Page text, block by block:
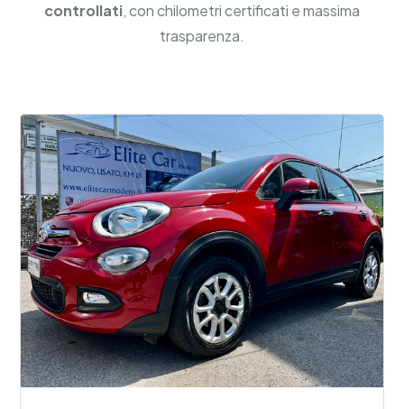
controllati, con chilometri certificati e massima
trasparenza.